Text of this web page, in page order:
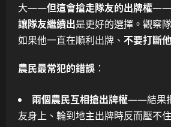
大——但這會搶走隊友的出牌權——
讓隊友繼續出是更好的選擇。觀察
如果他一直在順利出牌、 不要打斷他
農民最常犯的錯誤 ：
兩個農民互相搶出牌權——結果
友身上、輪到地主出牌時反而壓不